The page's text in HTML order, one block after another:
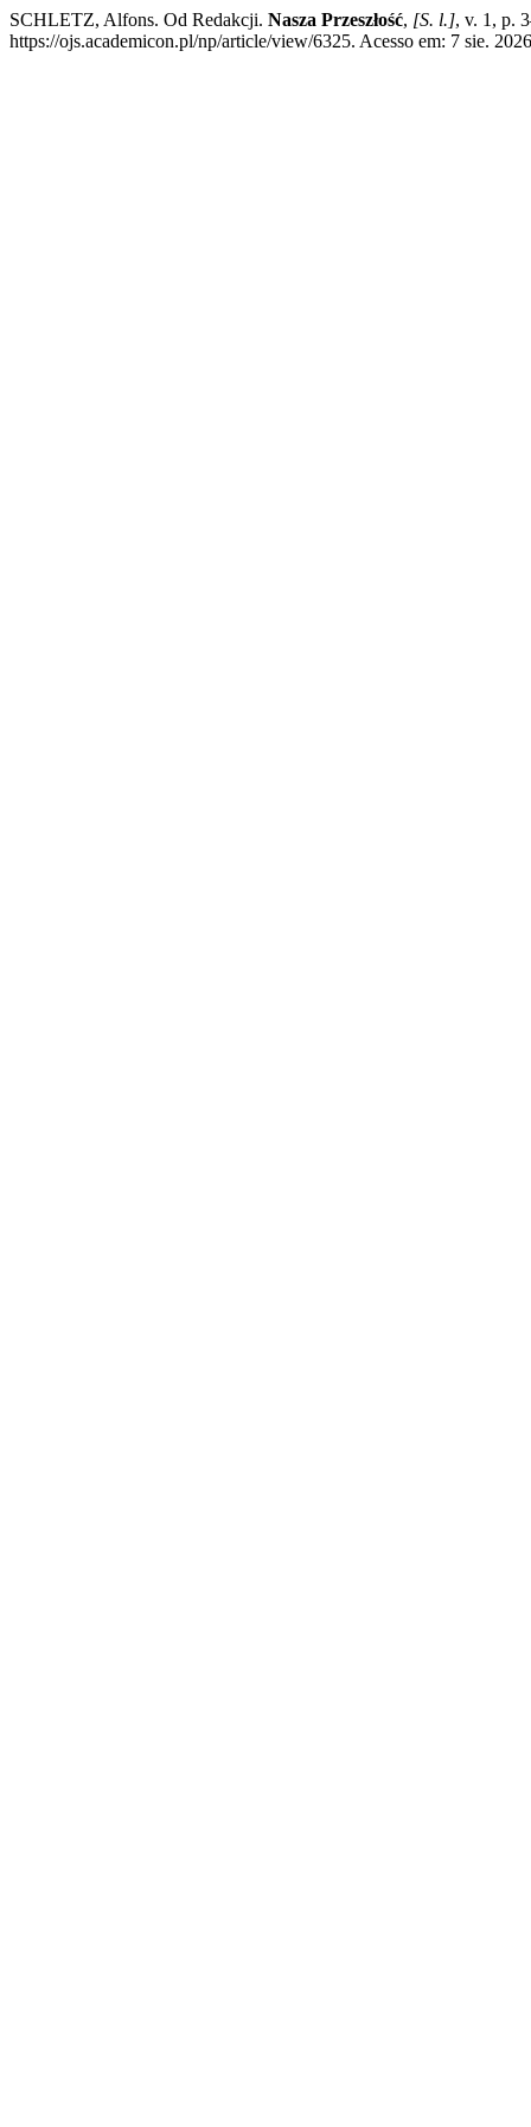
SCHLETZ, Alfons. Od Redakcji. Nasza Przeszłość, [S. l.], v. 1, p.
https://ojs.academicon.pl/np/article/view/6325. Acesso em: 7 sie.